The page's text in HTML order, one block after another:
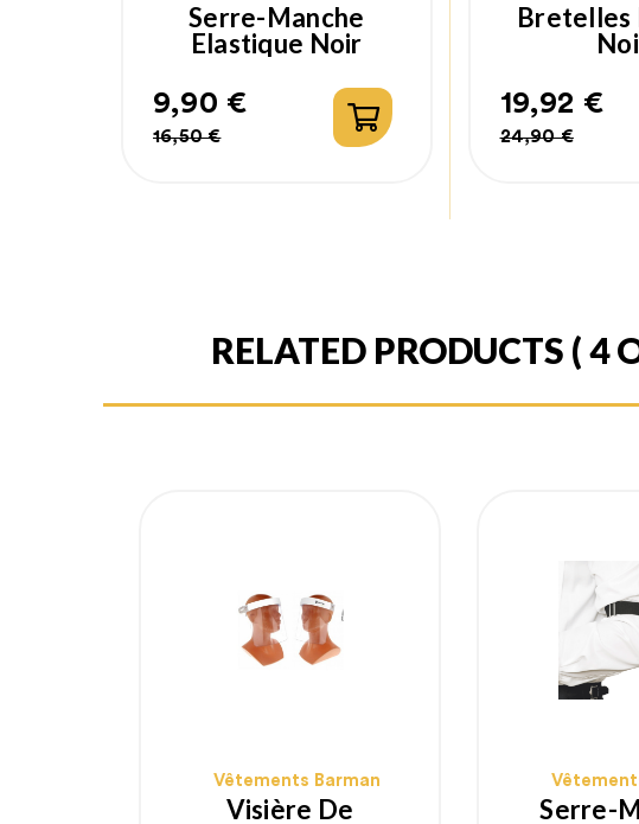
Serre-Manche
Elastique Noir
Prix
16,50 €
Prix
9,90 €
Bretelles
Prix
24,90 €
Prix
19,92 €
RELATED PRODUCTS ( 4
Vêtements Barman
Visière De
Serre-